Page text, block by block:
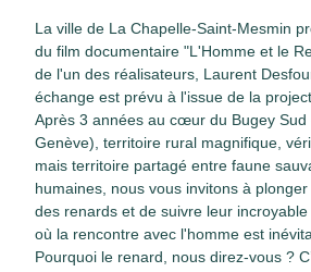
La ville de La Chapelle-Saint-Mesmin
du film documentaire "L'Homme et le
de l'un des réalisateurs, Laurent
échange est prévu à l'issue de la
Après 3 années au cœur du Bugey Sud
Genève), territoire rural magnifique,
mais territoire partagé entre faune
humaines, nous vous invitons à
des renards et de suivre leur
où la rencontre avec l'homme est
Pourquoi le renard, nous direz-vous ?